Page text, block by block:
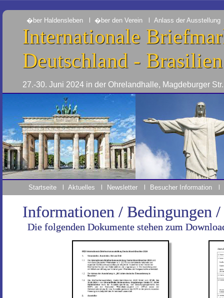
�ber Haldensleben l �ber den Verein l Anlass der Ausstellung
Internationale
Deutschland -
27.-30. Juni 2024 in der Ohrelandhalle, Magdeburger
Startseite Aktuelles Newsletter Besucher Information
Informationen / Bedingungen
Die folgenden Dokumente stehen zum